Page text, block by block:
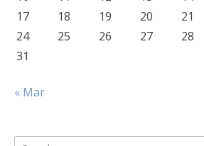
17
18 19 20 21
24
25 26 27 28
31
« Mar